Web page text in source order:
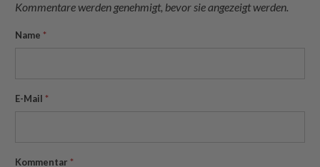
Kommentare werden genehmigt, bevor sie angezeigt werden.
Name *
E-Mail *
Kommentar *